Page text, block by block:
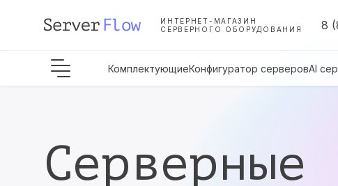
ИНТЕРНЕТ-МАГАЗИН
СЕРВЕРНОГО ОБОРУДОВАНИЯ
8
КомплектующиеКонфигуратор серверовAI
Серверные